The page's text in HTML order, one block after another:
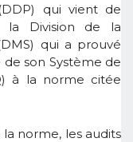
qui vient de
la Division de la
qui a prouvé
son Système de
à la norme citée
norme, les audits